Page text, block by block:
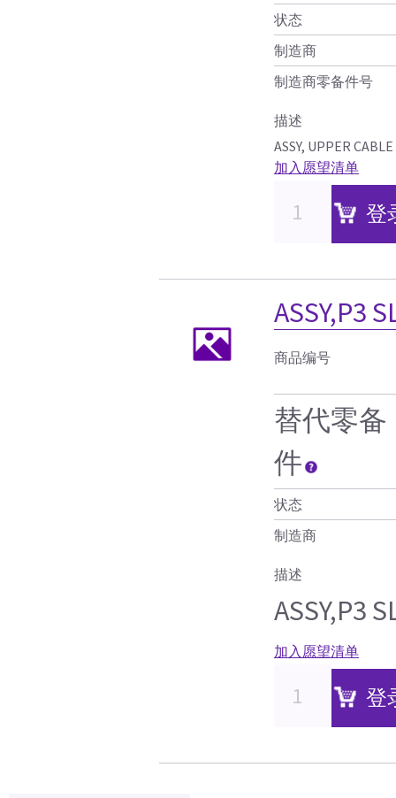
状态
制造商
制造商零备件号
描述
ASSY, UPPER
加入愿望清单
登
ASSY,P3
商品编号
替代零备
件
状态
制造商
描述
ASSY,P3
加入愿望清单
登